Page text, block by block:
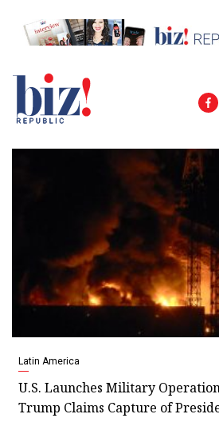
Latin America
U.S. Launches Military
Trump Claims Capture of